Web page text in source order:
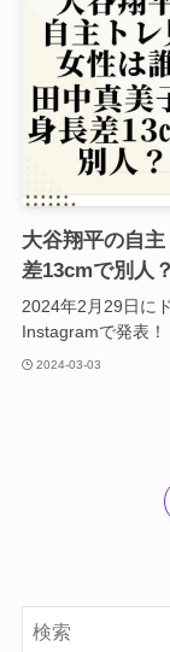
大谷翔平の自
差13cmで別人？
2024年2月29日に
Instagramで発表！
2024-03-03